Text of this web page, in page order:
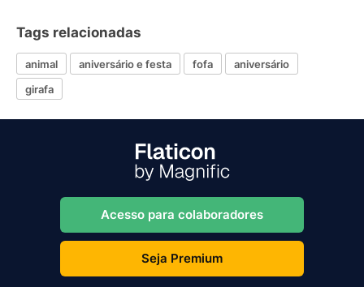
Tags relacionadas
animal aniversário e festa fofa
aniversário
girafa
Acesso para colaboradores
Seja Premium